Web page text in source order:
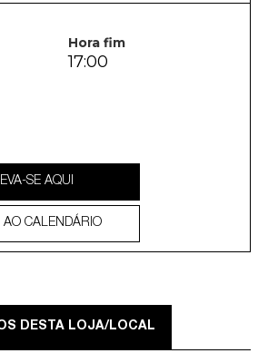
Hora fim
17:00
SE AQUI
AO CALENDÁRIO
DESTA LOJA/LOCAL